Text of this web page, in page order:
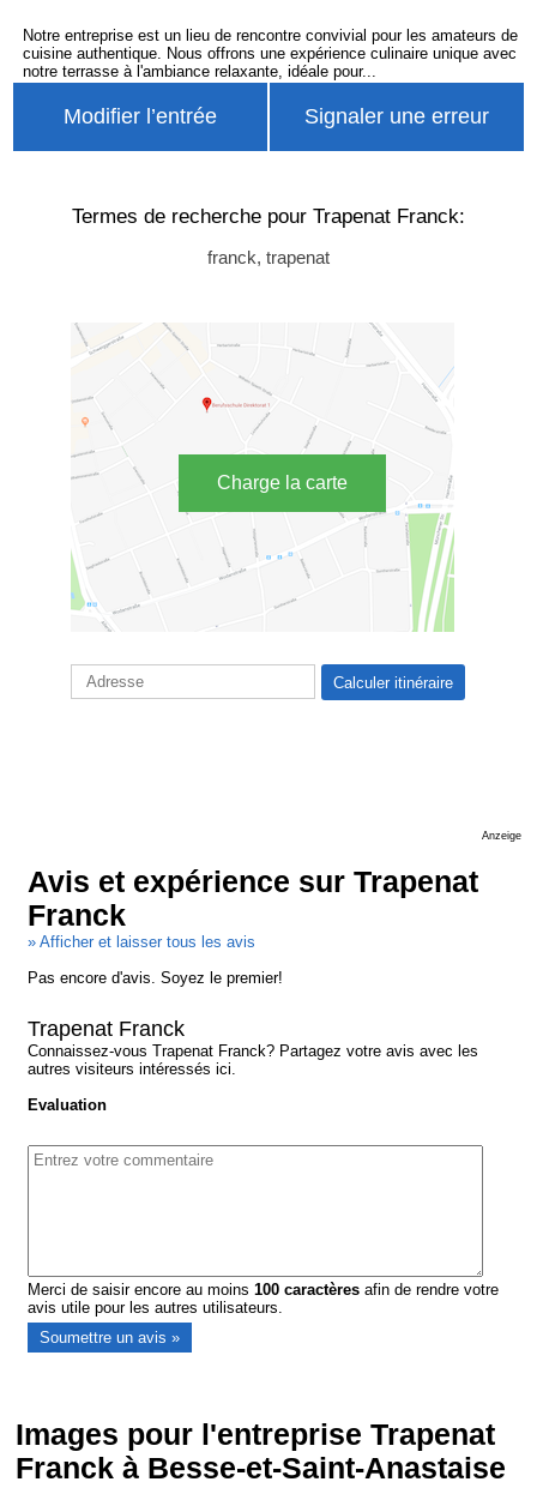
Notre entreprise est un lieu de rencontre convivial pour les amateurs de
cuisine authentique. Nous offrons une expérience culinaire unique avec
notre terrasse à l'ambiance relaxante, idéale pour...
Modifier l’entrée Signaler une erreur
Termes de recherche pour Trapenat Franck:
franck, trapenat
Charge la carte
Anzeige
Avis et expérience sur Trapenat
Franck
» Afficher et laisser tous les avis
Pas encore d'avis. Soyez le premier!
Trapenat Franck
Connaissez-vous Trapenat Franck? Partagez votre avis avec les
autres visiteurs intéressés ici.
Evaluation
Merci de saisir encore au moins100 caractères afin de rendre votre
avis utile pour les autres utilisateurs.
Images pour l'entreprise Trapenat
Franck à Besse-et-Saint-Anastaise